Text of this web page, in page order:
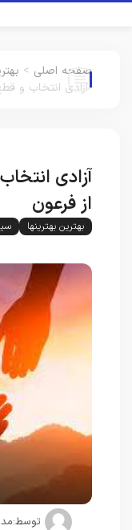
صفحه اصلی >
آزادی انتخاب و
آزادی
از فرعون
بهترین بهترینها
توسط: